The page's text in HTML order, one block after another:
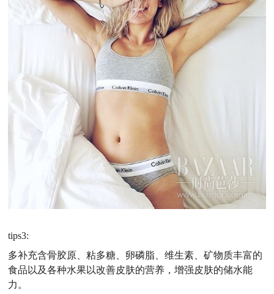
tips3:
多补充含骨胶原、粘多糖、卵磷脂、维生素、矿物质丰富的
食品以及各种水果以改善皮肤的营养，增强皮肤的储水能
力。